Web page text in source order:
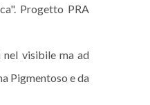
Progetto PRA
visibile ma ad
Pigmentoso e da